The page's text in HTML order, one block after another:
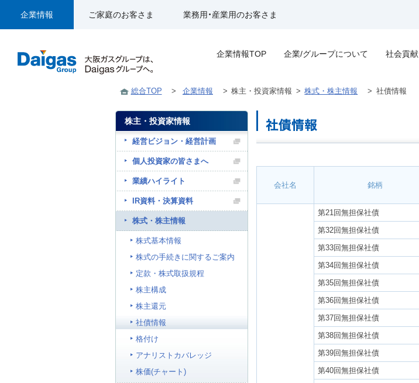
企業情報 ご家庭のお客さま 業務用・産業用のお客さま
企業情報TOP 企業/グループについて 社会貢献
総合TOP > 企業情報 > 株主・投資家情報 > 株式・株主情報 > 社債情報
会社名 銘柄
第21回無担保社債
第32回無担保社債
第33回無担保社債
第34回無担保社債
第35回無担保社債
第36回無担保社債
第37回無担保社債
第38回無担保社債
第39回無担保社債
第40回無担保社債
株主・投資家情報
経営ビジョン・経営計画
個人投資家の皆さまへ
業績ハイライト
IR資料・決算資料
株式・株主情報
株式基本情報
株式の手続きに関するご案内
定款・株式取扱規程
株主構成
株主還元
社債情報
格付け
アナリストカバレッジ
株価(チャート)